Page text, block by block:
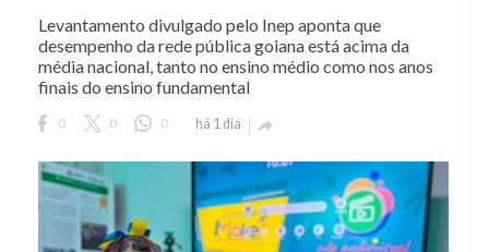
Levantamento divulgado pelo Inep aponta que
desempenho da rede pública goiana está acima da
média nacional, tanto no ensino médio como nos anos
finais do ensino fundamental
0 0 0 há 1 dia 